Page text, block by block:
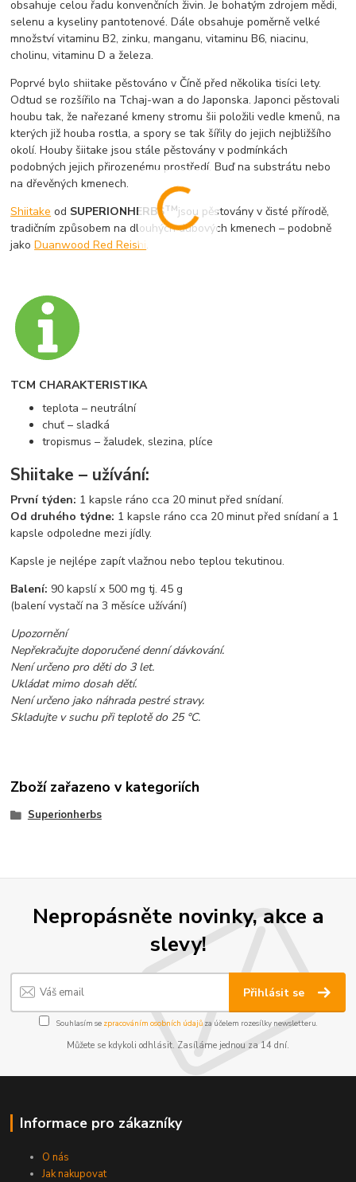
obsahuje celou řadu konvenčních živin. Je bohatým zdrojem mědi,
selenu a kyseliny pantotenové. Dále obsahuje poměrně velké
množství vitaminu B2, zinku, manganu, vitaminu B6, niacinu,
cholinu, vitaminu D a železa.
Poprvé bylo shiitake pěstováno v Číně před několika tisíci lety.
Odtud se rozšířilo na Tchaj-wan a do Japonska. Japonci pěstovali
houbu tak, že nařezané kmeny stromu šii položili vedle kmenů, na
kterých již houba rostla, a spory se tak šířily do jejich nejbližšího
okolí. Houby šiitake jsou stále pěstovány v podmínkách
podobných jejich přirozenému prostředí. Buď na substrátu nebo
na dřevěných kmenech.
Shiitake od SUPERIONHERBSTMjsou pěstovány v čisté přírodě,
tradičním způsobem na dlouhých dubových kmenech – podobně
jakoDuanwood Red Reishi.
TCM CHARAKTERISTIKA
teplota – neutrální
chuť – sladká
tropismus – žaludek, slezina, plíce
Shiitake – užívání:
První týden: 1 kapsle ráno cca 20 minut před snídaní.
Od druhého týdne: 1 kapsle ráno cca 20 minut před snídaní a 1
kapsle odpoledne mezi jídly.
Kapsle je nejlépe zapít vlažnou nebo teplou tekutinou.
Balení: 90 kapslí x 500 mg tj. 45 g
(balení vystačí na 3 měsíce užívání)
Upozornění
Nepřekračujte doporučené denní dávkování.
Není určeno pro děti do 3 let.
Ukládat mimo dosah dětí.
Není určeno jako náhrada pestré stravy.
Skladujte v suchu při teplotě do 25 °C.
Zboží zařazeno v kategoriích
Superionherbs
Nepropásněte novinky, akce a
slevy!
Přihlásit se
Souhlasím se zpracováním osobních údajůza účelem rozesílky newsletteru.
Můžete se kdykoli odhlásit. Zasíláme jednou za 14 dní.
Informace pro zákazníky
O nás
Jak nakupovat